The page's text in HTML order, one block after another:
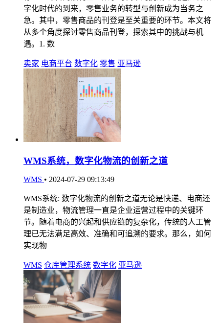
字化时代的到来，零售业务的转型与创新成为当务之
急。其中，零售商品的刊登是至关重要的环节。本文将
从多个角度探讨零售商品刊登，探索其中的挑战与机
遇。1. 数
卖家 电商平台 数字化 零售 亚马逊
WMS系统，数字化物流的创新之道
WMS • 2024-07-29 09:13:49
WMS系统: 数字化物流的创新之道无论是快递、电商还
是制造业，物流管理一直是企业运营过程中的关键环
节。随着电商的兴起和供应链的复杂化，传统的人工管
理已无法满足高效、准确和可追溯的要求。那么，如何
实现物
WMS 仓库管理系统 数字化 亚马逊